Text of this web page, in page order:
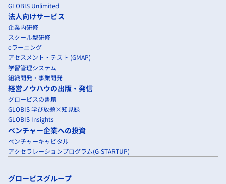
GLOBIS Unlimited
法人向けサービス
企業内研修
スクール型研修
eラーニング
アセスメント・テスト (GMAP)
学習管理システム
組織開発・事業開発
経営ノウハウの出版・発信
グロービスの書籍
GLOBIS 学び放題×知見録
GLOBIS Insights
ベンチャー企業への投資
ベンチャーキャピタル
アクセラレーションプログラム(G-STARTUP)
グロービスグループ